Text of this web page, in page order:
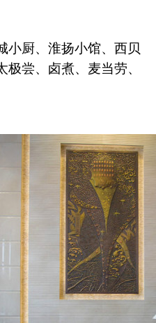
小厨、淮扬小馆、西贝
尝、卤煮、麦当劳、